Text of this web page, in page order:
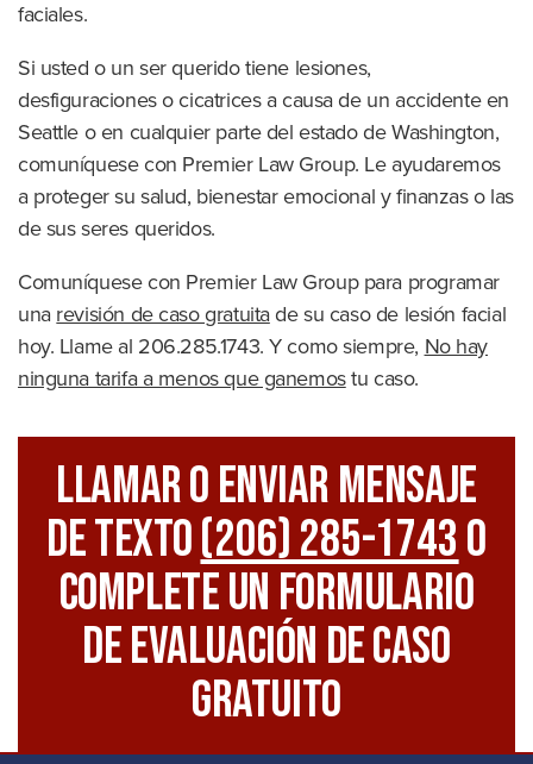
faciales.
Si usted o un ser querido tiene lesiones,
desfiguraciones o cicatrices a causa de un accidente en
Seattle o en cualquier parte del estado de Washington,
comuníquese con Premier Law Group. Le ayudaremos
a proteger su salud, bienestar emocional y finanzas o las
de sus seres queridos.
Comuníquese con Premier Law Group para programar
unarevisión de caso gratuitade su caso de lesión facial
hoy. Llame al 206.285.1743. Y como siempre, No hay
ninguna tarifa a menos que ganemostu caso.
Llamar O Enviar Mensaje
De Texto(206) 285-1743O
Complete Un Formulario
De Evaluación De Caso
Gratuito